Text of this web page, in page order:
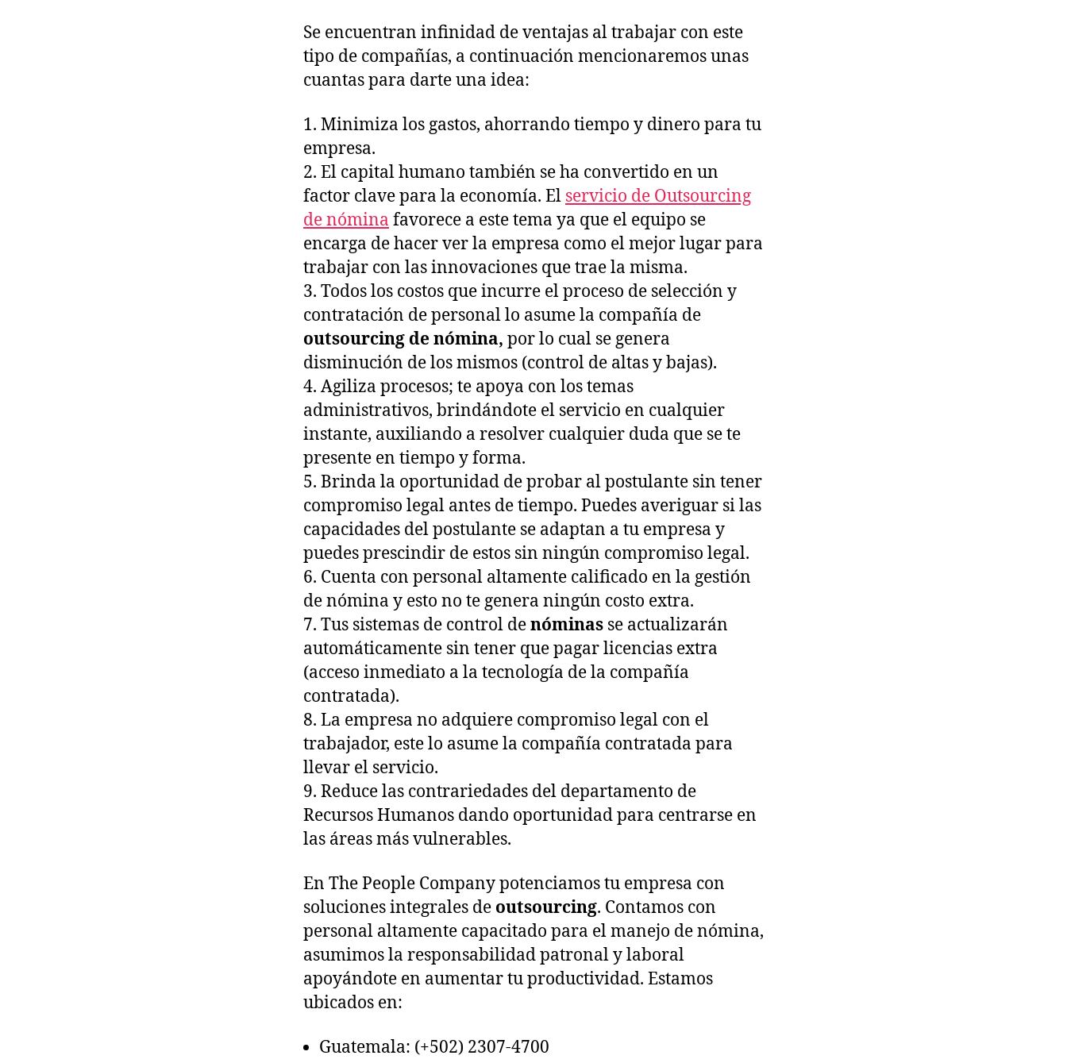
Se encuentran infinidad de ventajas al trabajar con este
tipo de compañías, a continuación mencionaremos unas
cuantas para darte una idea:
1. Minimiza los gastos, ahorrando tiempo y dinero para tu
empresa.
2. El capital humano también se ha convertido en un
factor clave para la economía. El servicio de Outsourcing
de nómina favorece a este tema ya que el equipo se
encarga de hacer ver la empresa como el mejor lugar para
trabajar con las innovaciones que trae la misma.
3. Todos los costos que incurre el proceso de selección y
contratación de personal lo asume la compañía de
outsourcing de nómina, por lo cual se genera
disminución de los mismos (control de altas y bajas).
4. Agiliza procesos; te apoya con los temas
administrativos, brindándote el servicio en cualquier
instante, auxiliando a resolver cualquier duda que se te
presente en tiempo y forma.
5. Brinda la oportunidad de probar al postulante sin tener
compromiso legal antes de tiempo. Puedes averiguar si las
capacidades del postulante se adaptan a tu empresa y
puedes prescindir de estos sin ningún compromiso legal.
6. Cuenta con personal altamente calificado en la gestión
de nómina y esto no te genera ningún costo extra.
7. Tus sistemas de control denóminas se actualizarán
automáticamente sin tener que pagar licencias extra
(acceso inmediato a la tecnología de la compañía
contratada).
8. La empresa no adquiere compromiso legal con el
trabajador, este lo asume la compañía contratada para
llevar el servicio.
9. Reduce las contrariedades del departamento de
Recursos Humanos dando oportunidad para centrarse en
las áreas más vulnerables.
En The People Company potenciamos tu empresa con
soluciones integrales de outsourcing. Contamos con
personal altamente capacitado para el manejo de nómina,
asumimos la responsabilidad patronal y laboral
apoyándote en aumentar tu productividad. Estamos
ubicados en:
Guatemala: (+502) 2307-4700